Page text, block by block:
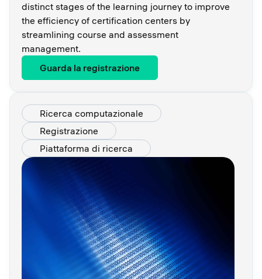
distinct stages of the learning journey to improve
the efficiency of certification centers by
streamlining course and assessment
management.
Guarda la registrazione
Ricerca computazionale
Registrazione
Piattaforma di ricerca